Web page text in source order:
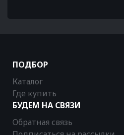
ПОДБОР
Каталог
Где купить
БУДЕМ НА СВЯЗИ
Обратная связь